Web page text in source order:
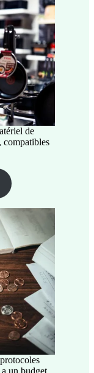
de
compatibles
un budget